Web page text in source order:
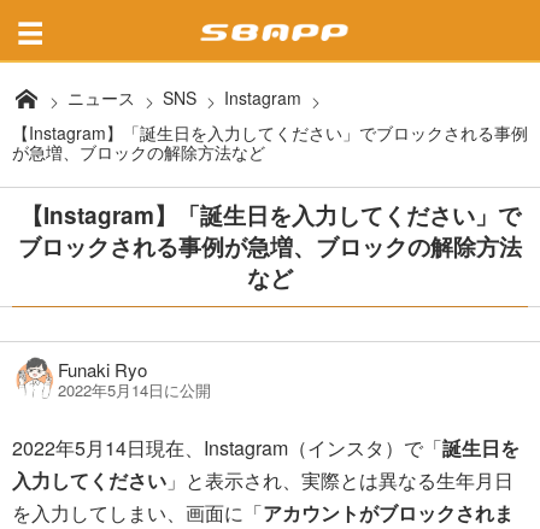
ニュース SNS
Instagram
【Instagram】「誕生日を入力してください」でブロックされる事例
が急増、ブロックの解除方法など
【Instagram】「誕生日を入力してください」で
ブロックされる事例が急増、ブロックの解除方法
など
Funaki Ryo
2022年5月14日に公開
2022年5月14日現在、Instagram（インスタ）で「誕生日を
入力してください 」と表示され、実際とは異なる生年月日
を入力してしまい、画面に「アカウントがブロックされま